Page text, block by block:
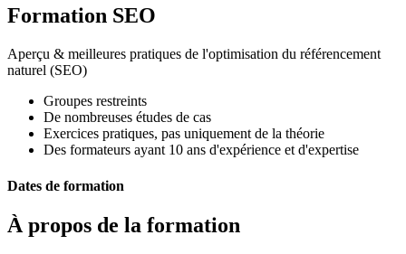
Formation SEO
Aperçu & meilleures pratiques de l'optimisation du référencement
naturel (SEO)
Groupes restreints
De nombreuses études de cas
Exercices pratiques, pas uniquement de la théorie
Des formateurs ayant 10 ans d'expérience et d'expertise
Dates de formation
À propos de la formation